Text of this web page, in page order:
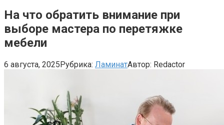
На что обратить внимание при
выборе мастера по перетяжке
мебели
6 августа, 2025Рубрика: ЛаминатАвтор: Redactor